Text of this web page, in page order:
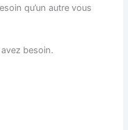
qu’un autre vous
besoin.